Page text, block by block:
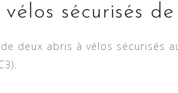
sécurisés
deux abris à vélos sécurisés